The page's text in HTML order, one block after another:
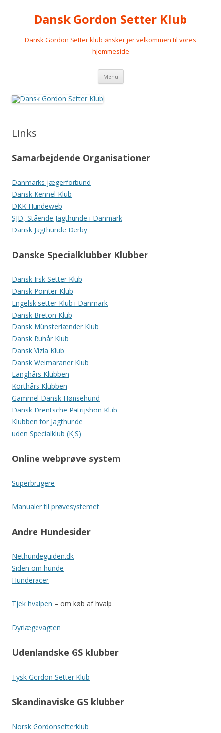
Dansk Gordon Setter Klub
Dansk Gordon Setter klub ønsker jer velkommen til vores
hjemmeside
Menu Videre
indhold
Links
Samarbejdende Organisationer
Danmarks jægerforbund
Dansk Kennel Klub
DKK Hundeweb
SJD, Stående Jagthunde i Danmark
Dansk Jagthunde Derby
Danske Specialklubber Klubber
Dansk Irsk Setter Klub
Dansk Pointer Klub
Engelsk setter Klub i Danmark
Dansk Breton Klub
Dansk Münsterlænder Klub
Dansk Ruhår Klub
Dansk Vizla Klub
Dansk Weimaraner Klub
Langhårs Klubben
Korthårs Klubben
Gammel Dansk Hønsehund
Dansk Drentsche Patrijshon Klub
Klubben for Jagthunde
uden Specialklub (KJS)
Online webprøve system
Superbrugere
Manualer til prøvesystemet
Andre Hundesider
Nethundeguiden.dk
Siden om hunde
Hunderacer
Tjek hvalpen – om køb af hvalp
Dyrlægevagten
Udenlandske GS klubber
Tysk Gordon Setter Klub
Skandinaviske GS klubber
Norsk Gordonsetterklub